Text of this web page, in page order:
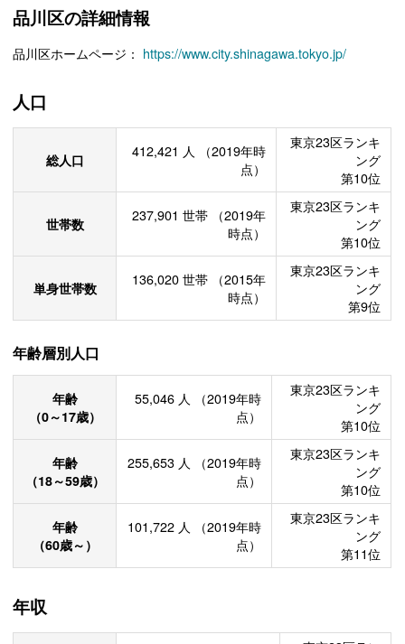
品川区の詳細情報
品川区ホームページ： https://www.city.shinagawa.tokyo.jp/
人口
総人口 412,421 人
（2019年時
点）
東京23区ランキ
ング
第10位
世帯数 237,901 世帯
（2019年
時点）
東京23区ランキ
ング
第10位
単身世帯数 136,020 世帯
（2015年
時点）
東京23区ランキ
ング
第9位
年齢層別人口
年齢
（0～17歳）
55,046 人
（2019年時
点）
東京23区ランキ
ング
第10位
年齢
（18～59歳）
255,653 人
（2019年時
点）
東京23区ランキ
ング
第10位
年齢
（60歳～）
101,722 人
（2019年時
点）
東京23区ランキ
ング
第11位
年収